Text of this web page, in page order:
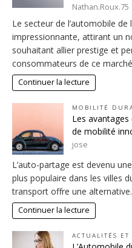
Nathan.Roux.75
Le secteur de l’automobile
impressionnante, attirant un
souhaitant allier prestige et
consommateurs de ce
Continuer la lecture
MOBILITÉ
Les avantages
de mobilité
jose
L’auto-partage est devenu
plus populaire dans les villes
transport offre une
Continuer la lecture
ACTUALITÉS